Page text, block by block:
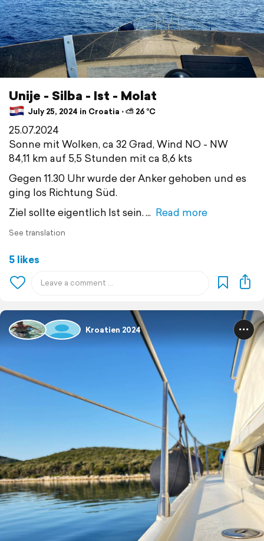
Unije - Silba - Ist - Molat
July 25, 2024 in Croatia ⋅ ⛅ 26 °C
25.07.2024
Sonne mit Wolken, ca 32 Grad, Wind NO - NW
84,11 km auf 5,5 Stunden mit ca 8,6 kts
Gegen 11.30 Uhr wurde der Anker gehoben und es
ging los Richtung Süd.
Ziel sollte eigentlich Ist sein.
Read more
See translation
5 likes
Kroatien 2024